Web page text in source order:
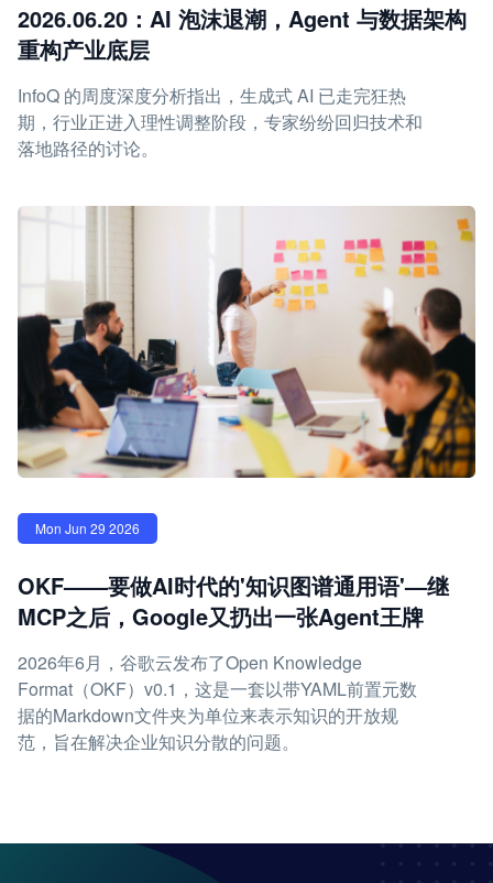
2026.06.20：AI 泡沫退潮，Agent 与数据架构
重构产业底层
InfoQ 的周度深度分析指出，生成式 AI 已走完狂热
期，行业正进入理性调整阶段，专家纷纷回归技术和
落地路径的讨论。
Mon Jun 29 2026
OKF——要做AI时代的'知识图谱通用语'—继
MCP之后，Google又扔出一张Agent王牌
2026年6月，谷歌云发布了Open Knowledge
Format（OKF）v0.1，这是一套以带YAML前置元数
据的Markdown文件夹为单位来表示知识的开放规
范，旨在解决企业知识分散的问题。